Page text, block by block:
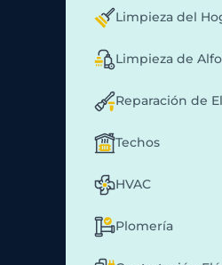
Limpieza del
Limpieza de
Reparación de
Techos
HVAC
Plomería